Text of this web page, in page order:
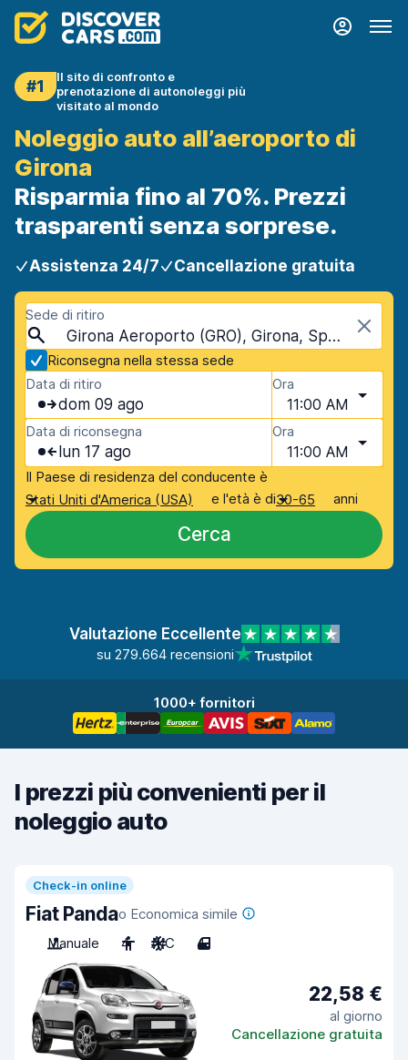
#1
Il sito di confronto e
prenotazione di autonoleggi più
visitato al mondo
Noleggio auto all’aeroporto di
Girona
Risparmia fino al 70%. Prezzi
trasparenti senza sorprese.
Assistenza 24/7 Cancellazione gratuita
Sede di ritiro
Girona Aeroporto (GRO), Girona, Spagna
Riconsegna nella stessa sede
Data di ritiro
dom 09 ago
Ora
11:00 AM
Data di riconsegna
lun 17 ago
Ora
11:00 AM
Il Paese di residenza del conducente è
Stati Uniti d'America (USA)
e l'età è di30-65 anni
Cerca
Valutazione Eccellente
su 279.664 recensioni
1000+ fornitori
I prezzi più convenienti per il
noleggio auto
Check-in online
Fiat Pandao Economica simile
Manuale
4 A/C 4
22,58 €
al giorno
Cancellazione gratuita